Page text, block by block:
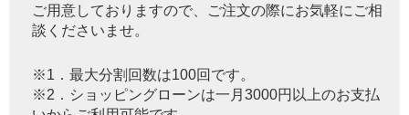
ご用意しておりますので、ご注文の際にお気軽にご相
談くださいませ。
※1．最大分割回数は100回です。
※2．ショッピングローンは一月3000円以上のお支払